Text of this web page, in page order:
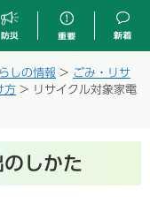
しの情報 > ごみ・リサ
方 > リサイクル対象家電
しかた